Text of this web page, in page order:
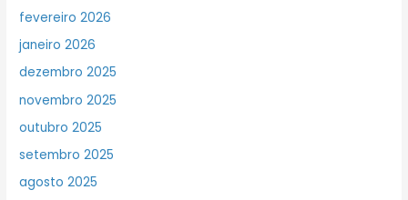
fevereiro 2026
janeiro 2026
dezembro 2025
novembro 2025
outubro 2025
setembro 2025
agosto 2025